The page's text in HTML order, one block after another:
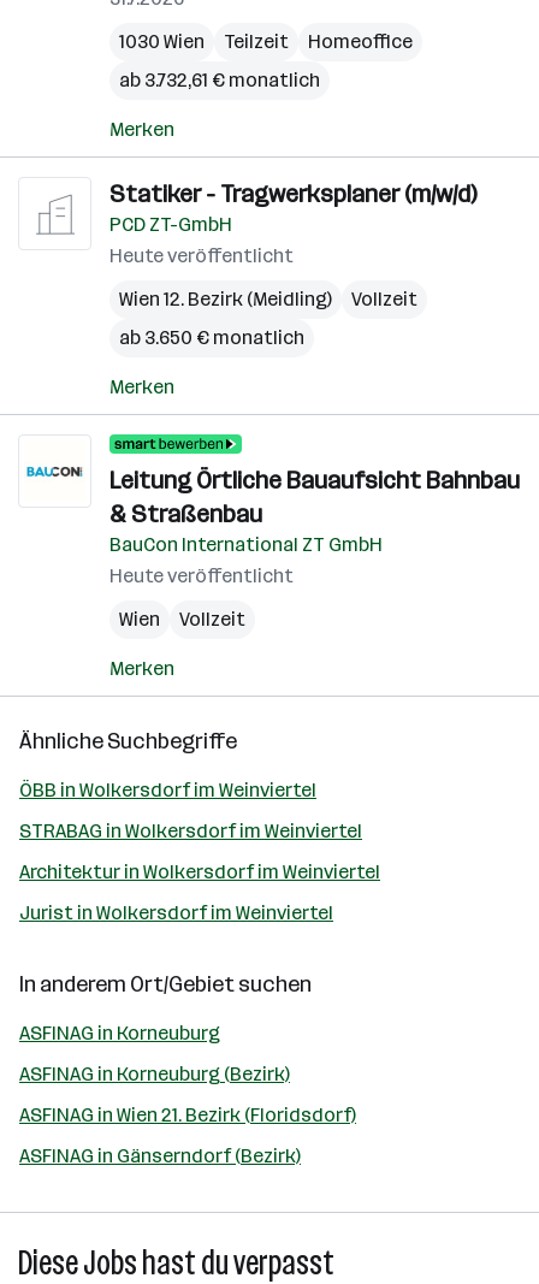
1030 Wien
Teilzeit
Homeoffice
ab 3.732,61 € monatlich
Merken
Statiker - Tragwerksplaner (m/w/d)
PCD ZT-GmbH
Heute veröffentlicht
Wien 12. Bezirk (Meidling)
Vollzeit
ab 3.650 € monatlich
Merken
Leitung Örtliche Bauaufsicht Bahnbau
& Straßenbau
BauCon International ZT GmbH
Heute veröffentlicht
Wien
Vollzeit
Merken
Ähnliche Suchbegriffe
ÖBB in Wolkersdorf im Weinviertel
STRABAG in Wolkersdorf im Weinviertel
Architektur in Wolkersdorf im Weinviertel
Jurist in Wolkersdorf im Weinviertel
In anderem Ort/Gebiet suchen
ASFINAG in Korneuburg
ASFINAG in Korneuburg (Bezirk)
ASFINAG in Wien 21. Bezirk (Floridsdorf)
ASFINAG in Gänserndorf (Bezirk)
Diese Jobs hast du verpasst